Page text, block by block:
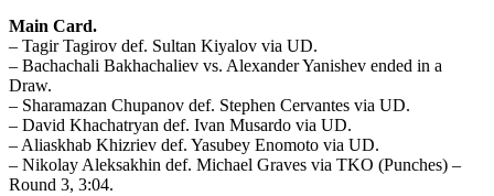
Main Card.
– Tagir Tagirov def. Sultan Kiyalov via UD.
– Bachachali Bakhachaliev vs. Alexander Yanishev ended in a
Draw.
– Sharamazan Chupanov def. Stephen Cervantes via UD.
– David Khachatryan def. Ivan Musardo via UD.
– Aliaskhab Khizriev def. Yasubey Enomoto via UD.
– Nikolay Aleksakhin def. Michael Graves via TKO (Punches) –
Round 3, 3:04.